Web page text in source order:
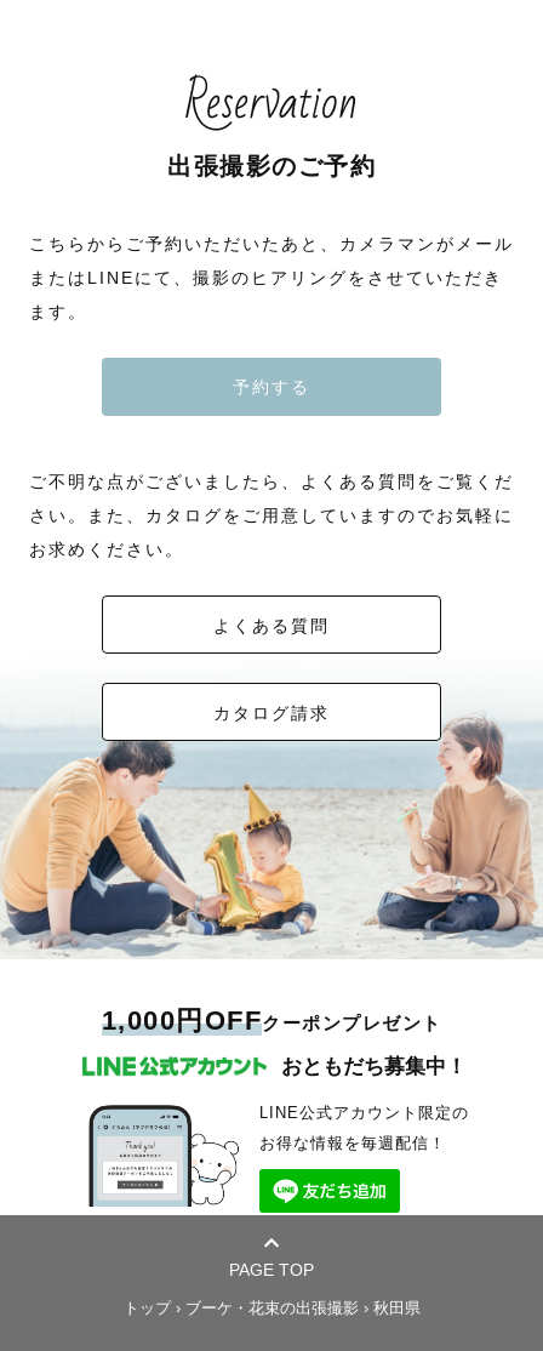
Reservation
出張撮影のご予約
こちらからご予約いただいたあと、カメラマンがメール
またはLINEにて、撮影のヒアリングをさせていただき
ます。
予約する
ご不明な点がございましたら、よくある質問をご覧くだ
さい。また、カタログをご用意していますのでお気軽に
お求めください。
よくある質問
カタログ請求
1,000円OFFクーポンプレゼント
おともだち募集中！
LINE公式アカウント限定の
お得な情報を毎週配信！
PAGE TOP
トップ› ブーケ・花束の出張撮影 › 秋田県